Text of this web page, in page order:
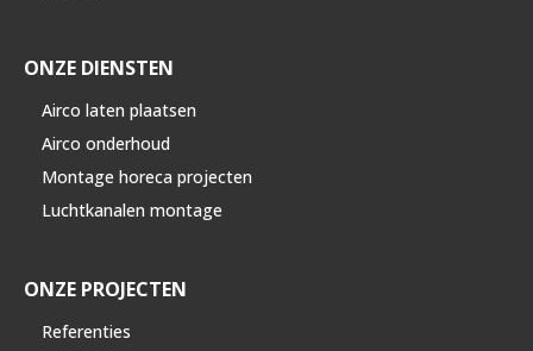
ONZE DIENSTEN
Airco laten plaatsen
Airco onderhoud
Montage horeca projecten
Luchtkanalen montage
ONZE PROJECTEN
Referenties